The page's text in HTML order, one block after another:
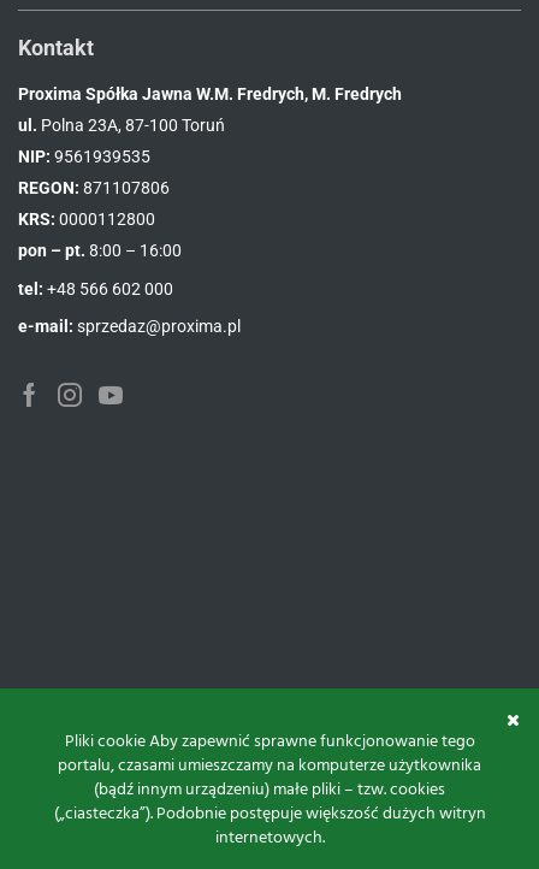
Kontakt
Proxima Spółka Jawna W.M. Fredrych, M. Fredrych
ul. Polna 23A, 87-100 Toruń
NIP: 9561939535
REGON: 871107806
KRS: 0000112800
pon – pt. 8:00 – 16:00
tel: +48 566 602 000
e-mail: sprzedaz@proxima.pl
FacebookInstagramYoutube
Pliki cookie Aby zapewnić sprawne funkcjonowanie tego
portalu, czasami umieszczamy na komputerze użytkownika
(bądź innym urządzeniu) małe pliki – tzw. cookies
(„ciasteczka”). Podobnie postępuje większość dużych witryn
internetowych.